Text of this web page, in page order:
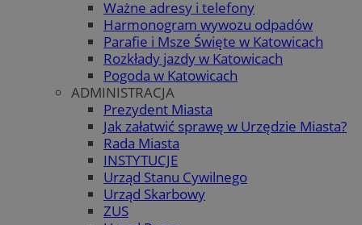
Ważne adresy i telefony
Harmonogram wywozu odpadów
Parafie i Msze Święte w Katowicach
Rozkłady jazdy w Katowicach
Pogoda w Katowicach
ADMINISTRACJA
Prezydent Miasta
Jak załatwić sprawę w Urzędzie Miasta?
Rada Miasta
INSTYTUCJE
Urząd Stanu Cywilnego
Urząd Skarbowy
ZUS